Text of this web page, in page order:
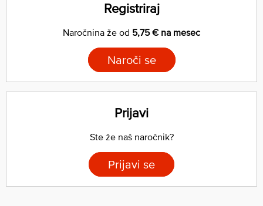
Registriraj
Naročnina že od 5,75 € na mesec
Naroči se
Prijavi
Ste že naš naročnik?
Prijavi se